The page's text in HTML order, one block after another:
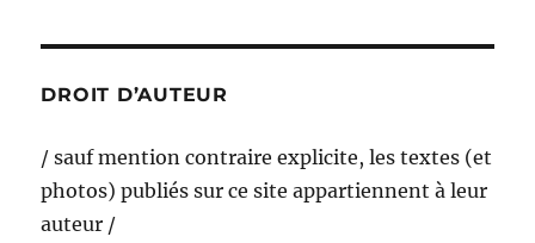
DROIT D’AUTEUR
/ sauf mention contraire explicite, les textes (et
photos) publiés sur ce site appartiennent à leur
auteur /